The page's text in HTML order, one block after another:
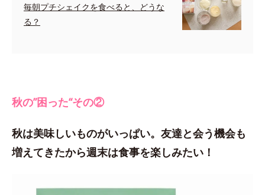
毎朝プチシェイクを食べると、どうな
る？
秋の”困った“その②
秋は美味しいものがいっぱい。友達と会う機会も
増えてきたから週末は食事を楽しみたい！